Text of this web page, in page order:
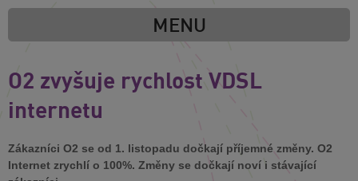
MENU
O2 zvyšuje rychlost VDSL
internetu
Zákazníci O2 se od 1. listopadu dočkají příjemné změny. O2
Internet zrychlí o 100%. Změny se dočkají noví i stávající